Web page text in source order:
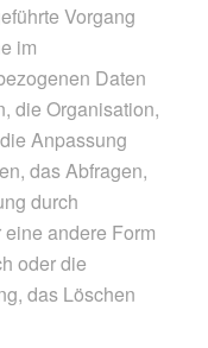
Vorgang
im
Daten
die Organisation,
Anpassung
das Abfragen,
durch
andere Form
oder die
das Löschen